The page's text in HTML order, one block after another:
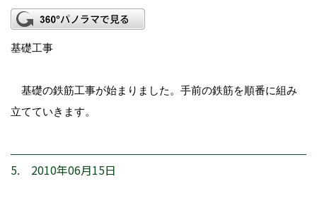
基礎工事
基礎の鉄筋工事が始まりました。手前の鉄筋を順番に組み
立てていきます。
5. 2010年06月15日